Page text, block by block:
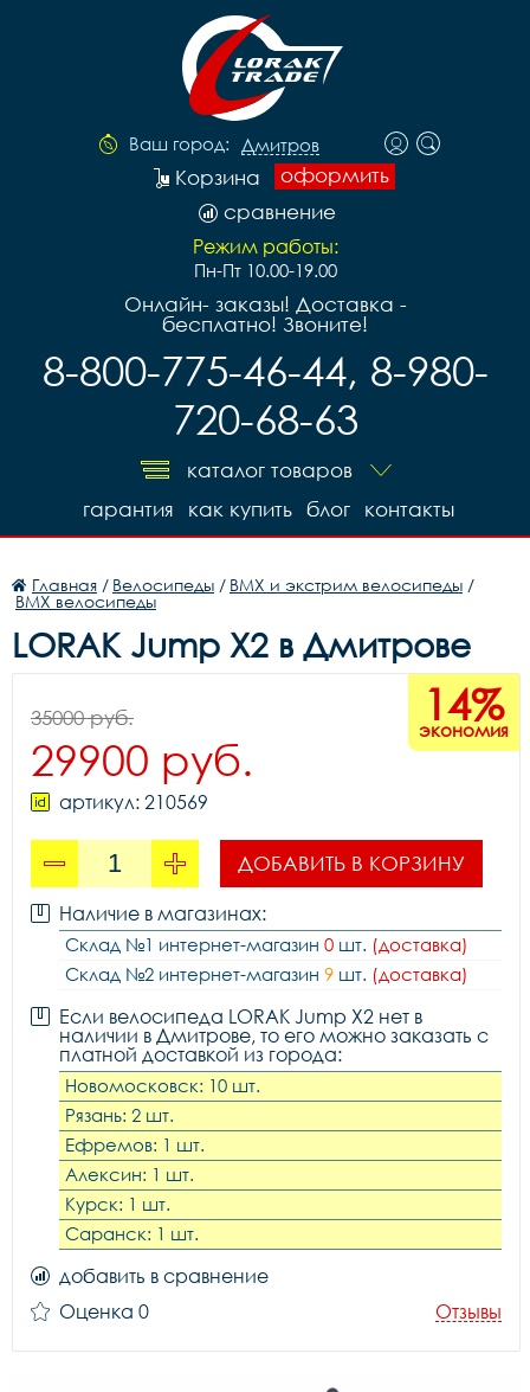
Ваш город: Дмитров
оформить
Корзина
сравнение
Режим работы:
Пн-Пт 10.00-19.00
Онлайн- заказы! Доставка -
бесплатно! Звоните!
8-800-775-46-44, 8-980-
720-68-63
каталог товаров
контакты
блог
как купить
гарантия
Главная / Велосипеды / BMX и экстрим велосипеды /
BMX велосипеды
LORAK Jump X2 в Дмитрове
14%
экономия
35000 руб.
29900 руб.
артикул: 210569
ДОБАВИТЬ В КОРЗИНУ
Наличие в магазинах:
Склад №1 интернет-магазин 0 шт. (доставка)
Склад №2 интернет-магазин 9 шт. (доставка)
Если велосипеда LORAK Jump X2 нет в
наличии в Дмитрове, то его можно заказать с
платной доставкой из города:
Новомосковск: 10 шт.
Рязань: 2 шт.
Ефремов: 1 шт.
Алексин: 1 шт.
Курск: 1 шт.
Саранск: 1 шт.
добавить в сравнение
Оценка 0
Отзывы